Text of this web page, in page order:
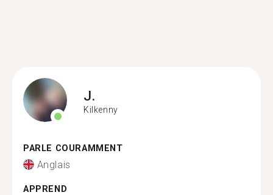
J.
Kilkenny
PARLE COURAMMENT
Anglais
APPREND